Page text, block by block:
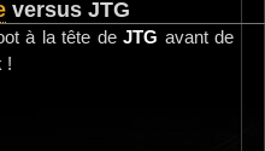
versus JTG
à la tête deJTG avant de
!